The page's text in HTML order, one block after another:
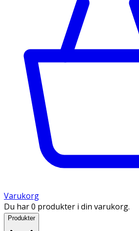
Varukorg
Du har 0 produkter i din varukorg.
Produkter